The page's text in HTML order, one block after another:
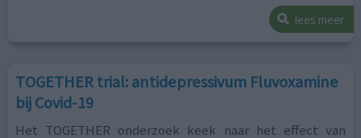
lees meer
TOGETHER trial: antidepressivum Fluvoxamine
bij Covid-19
Het TOGETHER onderzoek keek naar het effect van